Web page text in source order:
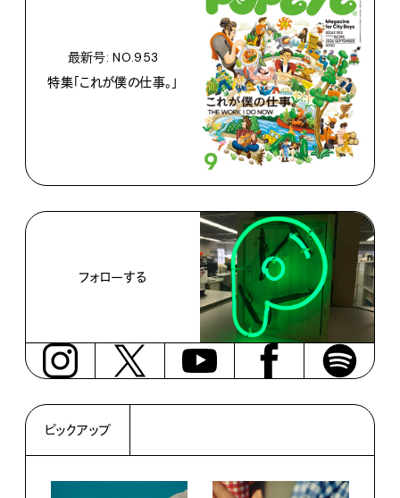
最新号: NO.953
特集「これが僕の仕事。」
フォローする
ピックアップ